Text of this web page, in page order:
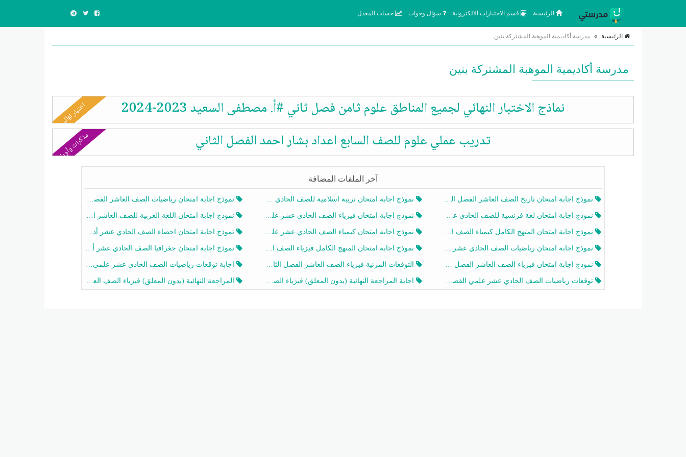
الرئيسية قسم الاختبارات الالكترونية سؤال وجواب حساب المعدل
الرئيسية » مدرسة أكاديمية الموهبة المشتركة بنين
مدرسة أكاديمية الموهبة المشتركة بنين
اختبار نهائي نماذج الاختبار النهائي لجميع المناطق علوم ثامن فصل ثاني #أ. مصطفى السعيد 2023-2024
مذكرات وأوراق تدريب عملي علوم للصف السابع اعداد بشار احمد الفصل الثاني
آخر الملفات المضافة
نموذج اجابة امتحان تاريخ الصف العاشر الفصل الثاني 2025-2026 نموذج اجابة امتحان تربية اسلامية للصف الحادي عشر الفصل الثاني 2025-2026 نموذج اجابة امتحان رياضيات الصف العاشر الفصل الثاني 2025-2026
نموذج اجابة امتحان لغة فرنسية للصف الحادي عشر أدبي الفصل الثاني 2025-2026 نموذج اجابة امتحان فيزياء الصف الحادي عشر علمي الفصل الثاني 2025-2026 نموذج اجابة امتحان اللغة العربية للصف العاشر الفصل الثاني 2025-2026
نموذج اجابة امتحان المنهج الكامل كيمياء الصف الحادي عشر علمي الفصل الثاني 2025-2026 نموذج اجابة امتحان كيمياء الصف الحادي عشر علمي الفصل الثاني 2025-2026 نموذج اجابة امتحان احصاء الصف الحادي عشر أدبي الفصل الثاني 2025-2026
نموذج اجابة امتحان رياضيات الصف الحادي عشر علمي الفصل الثاني 2025-2026 نموذج اجابة امتحان المنهج الكامل فيزياء الصف العاشر الفصل الثاني 2025-2026 نموذج اجابة امتحان جغرافيا الصف الحادي عشر أدبي الفصل الثاني 2025-2026
نموذج اجابة امتحان فيزياء الصف العاشر الفصل الثاني 2025-2026 التوقعات المرئية فيزياء الصف العاشر الفصل الثاني 2026 أ هيثم الليثي اجابة توقعات رياضيات الصف الحادي عشر علمي الفصل الثاني 2025-2026 أ عمرو فايز
توقعات رياضيات الصف الحادي عشر علمي الفصل الثاني 2025-2026 أ عمرو فايز اجابة المراجعة النهائية (بدون المعلق) فيزياء الصف العاشر الفصل الثاني أ أحمد نبيه المراجعة النهائية (بدون المعلق) فيزياء الصف العاشر الفصل الثاني أ أحمد نبيه